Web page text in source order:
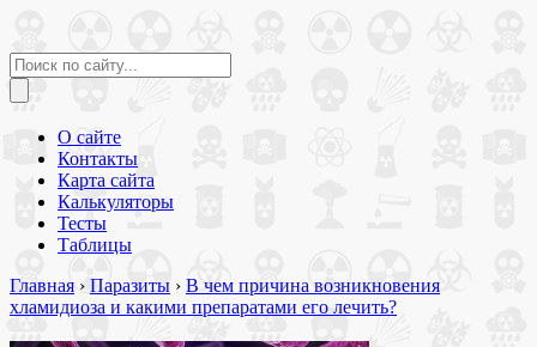
О сайте
Контакты
Карта сайта
Калькуляторы
Тесты
Таблицы
Главная › Паразиты › В чем причина возникновения
хламидиоза и какими препаратами его лечить?